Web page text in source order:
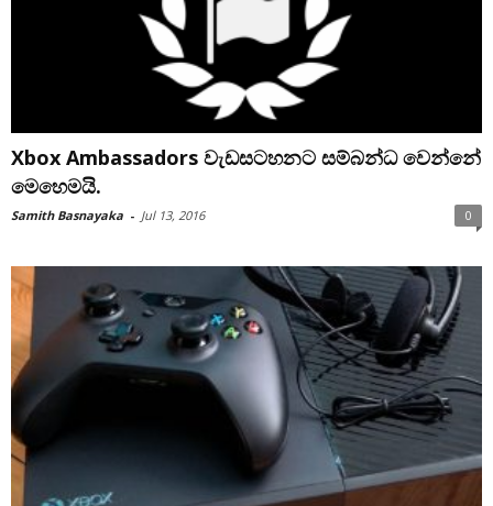
Xbox Ambassadors වැඩසටහනට සම්බන්ධ වෙන්නේ
මෙහෙමයි.
Samith Basnayaka - Jul 13, 2016 0